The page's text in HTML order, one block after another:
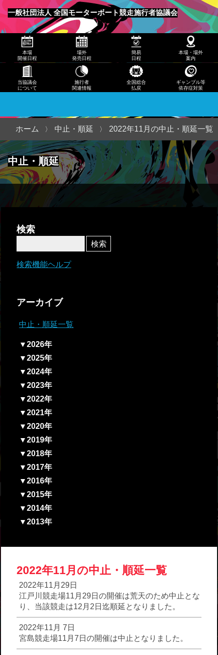
一般社団法人 全国モーターボート競走施行者協議会
メニュー
発売
日程
日程
本
場・
案内
当協
議会
につ
いて
本場
開催日程
場外
発売日程
簡易
日程
本場・場外
案内
当協議会
について
施行者
関連情報
全国総合
払戻
ギャンブル等
依存症対策
中止・順延
ホーム 中止・順延 2022年11月の中止・順延一覧
検索
検索機能ヘルプ
アーカイブ
中止・順延一覧
▼2026年
▼2025年
▼2024年
▼2023年
▼2022年
▼2021年
▼2020年
▼2019年
▼2018年
▼2017年
▼2016年
▼2015年
▼2014年
▼2013年
2022年11月の中止・順延一覧
2022年11月29日
江戸川競走場11月29日の開催は荒天のため中止とな
り、当該競走は12月2日迄順延となりました。
2022年11月 7日
宮島競走場11月7日の開催は中止となりました。